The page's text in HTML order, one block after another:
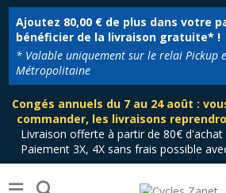
Ajoutez 80,00 €de plus dans votre
bénéficier de la livraison gratuite* !
* Valable uniquement sur le relai Pickup
Métropolitaine
Congés annuels du 7 au 24 août :
commander, les livraisons
Livraison offerte à partir de 80€ d'achat
Paiement 3X, 4X sans frais possible